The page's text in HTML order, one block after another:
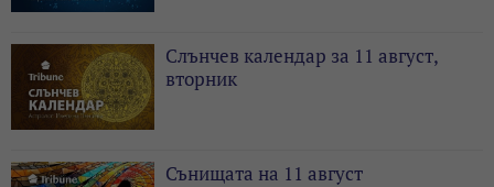
Слънчев календар за 11 август,
вторник
Сънищата на 11 август